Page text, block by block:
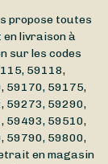
propose toutes
en livraison à
sur les codes
59118,
59170, 59175,
59273, 59290,
59493, 59510,
59790, 59800,
en magasin